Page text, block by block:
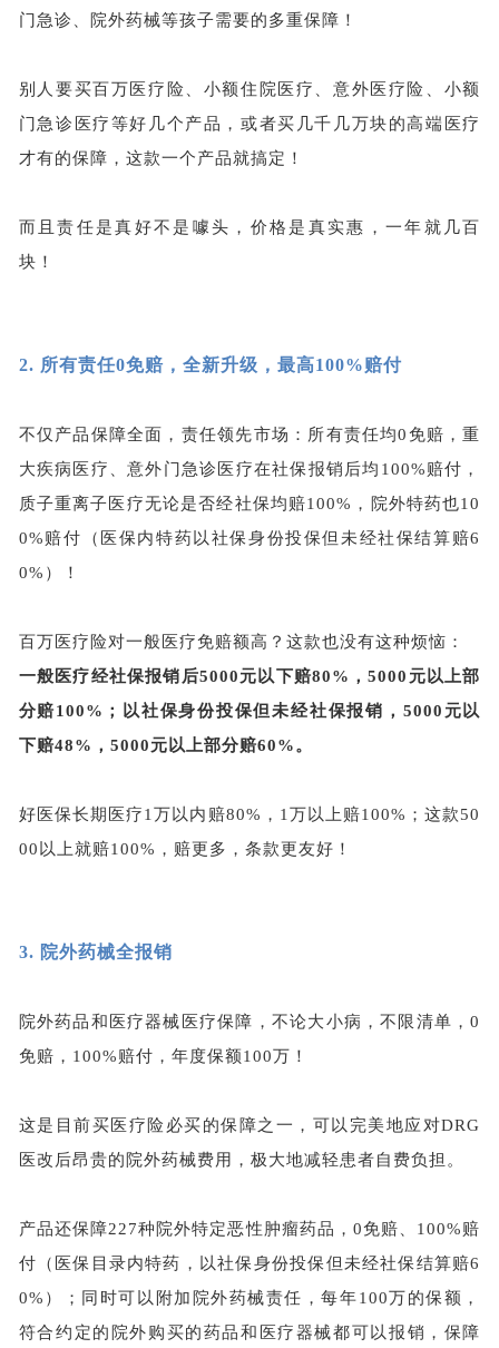
门急诊、院外药械等孩子需要的多重保障！
别人要买百万医疗险、小额住院医疗、意外医疗险、小额
门急诊医疗等好几个产品，或者买几千几万块的高端医疗
才有的保障，这款一个产品就搞定！
而且责任是真好不是噱头，价格是真实惠，一年就几百
块！
2. 所有责任0免赔，全新升级，最高100%赔付
不仅产品保障全面，责任领先市场：所有责任均0免赔，重
大疾病医疗、意外门急诊医疗在社保报销后均100%赔付，
质子重离子医疗无论是否经社保均赔100%，院外特药也10
0%赔付（医保内特药以社保身份投保但未经社保结算赔6
0%）！
百万医疗险对一般医疗免赔额高？这款也没有这种烦恼：
一般医疗经社保报销后5000元以下赔80%，5000元以上部
分赔100%；以社保身份投保但未经社保报销，5000元以
下赔48%，5000元以上部分赔60%。
好医保长期医疗1万以内赔80%，1万以上赔100%；这款50
00以上就赔100%，赔更多，条款更友好！
3. 院外药械全报销
院外药品和医疗器械医疗保障，不论大小病，不限清单，0
免赔，100%赔付，年度保额100万！
这是目前买医疗险必买的保障之一，可以完美地应对DRG
医改后昂贵的院外药械费用，极大地减轻患者自费负担。
产品还保障227种院外特定恶性肿瘤药品， 0免赔、100%赔
付（医保目录内特药，以社保身份投保但未经社保结算赔6
0%）
； 同时可以 附加 院外药械责任 ，每年1 00万的保额 ，
符合约定的 院外购买的药品和 医疗器械都可以 报销 ， 保障